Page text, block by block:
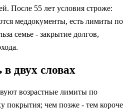
После 55 лет условия строже:
меддокументы, есть лимиты по
семье - закрытие долгов,
двух словах
возрастные лимиты по
покрытия; чем позже - тем короче